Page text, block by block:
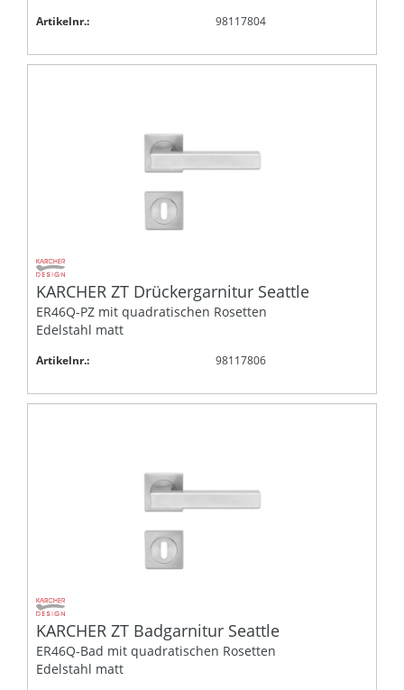
Artikelnr.: 98117804
KARCHER ZT Drückergarnitur Seattle
ER46Q-PZ mit quadratischen Rosetten
Edelstahl matt
Artikelnr.: 98117806
KARCHER ZT Badgarnitur Seattle
ER46Q-Bad mit quadratischen Rosetten
Edelstahl matt